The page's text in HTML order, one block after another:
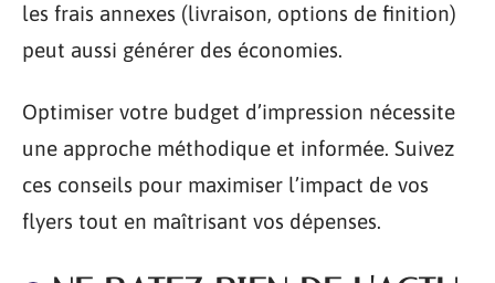
les frais annexes (livraison, options de finition)
peut aussi générer des économies.
Optimiser votre budget d’impression nécessite
une approche méthodique et informée. Suivez
ces conseils pour maximiser l’impact de vos
flyers tout en maîtrisant vos dépenses.